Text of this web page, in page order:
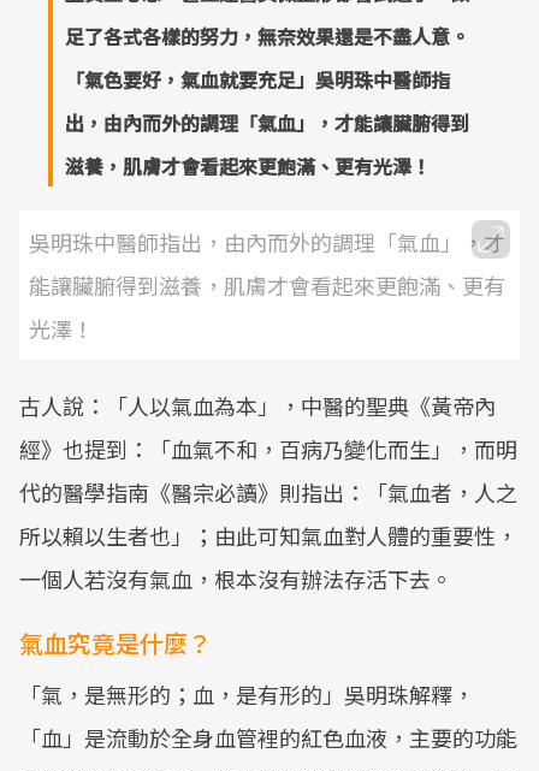
足了各式各樣的努力，無奈效果還是不盡人意。
「氣色要好，氣血就要充足」吳明珠中醫師指
出，由內而外的調理「氣血」，才能讓臟腑得到
滋養，肌膚才會看起來更飽滿、更有光澤！
吳明珠中醫師指出，由內而外的調理「氣血」，才
能讓臟腑得到滋養，肌膚才會看起來更飽滿、更有
光澤！
古人說：「人以氣血為本」，中醫的聖典《黃帝內
經》也提到：「血氣不和，百病乃變化而生」，而明
代的醫學指南《醫宗必讀》則指出：「氣血者，人之
所以賴以生者也」；由此可知氣血對人體的重要性，
一個人若沒有氣血，根本沒有辦法存活下去。
氣血究竟是什麼？
「氣，是無形的；血，是有形的」吳明珠解釋，
「血」是流動於全身血管裡的紅色血液，主要的功能